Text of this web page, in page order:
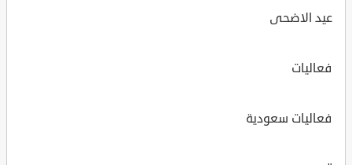
عيد الاضحى
فعاليات
فعاليات سعودية